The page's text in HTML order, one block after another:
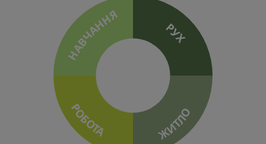
НАВЧАННЯ РУХ
РОБОТА ЖИТЛО